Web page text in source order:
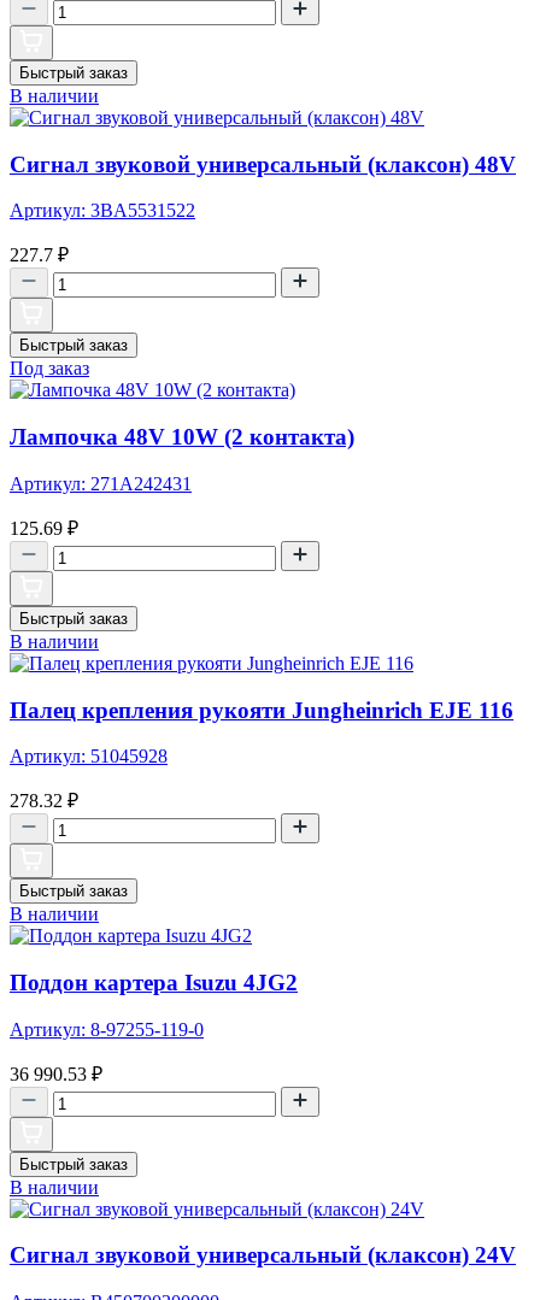
Быстрый заказ
В наличии
Сигнал звуковой универсальный (клаксон) 48V
Артикул: 3BA5531522
227.7 ₽
Быстрый заказ
Под заказ
Лампочка 48V 10W (2 контакта)
Артикул: 271A242431
125.69 ₽
Быстрый заказ
В наличии
Палец крепления рукояти Jungheinrich EJE 116
Артикул: 51045928
278.32 ₽
Быстрый заказ
В наличии
Поддон картера Isuzu 4JG2
Артикул: 8-97255-119-0
36 990.53 ₽
Быстрый заказ
В наличии
Сигнал звуковой универсальный (клаксон) 24V